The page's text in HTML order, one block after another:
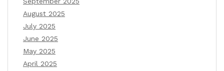
August 2025
July 2025
June 2025
May 2025
April 2025